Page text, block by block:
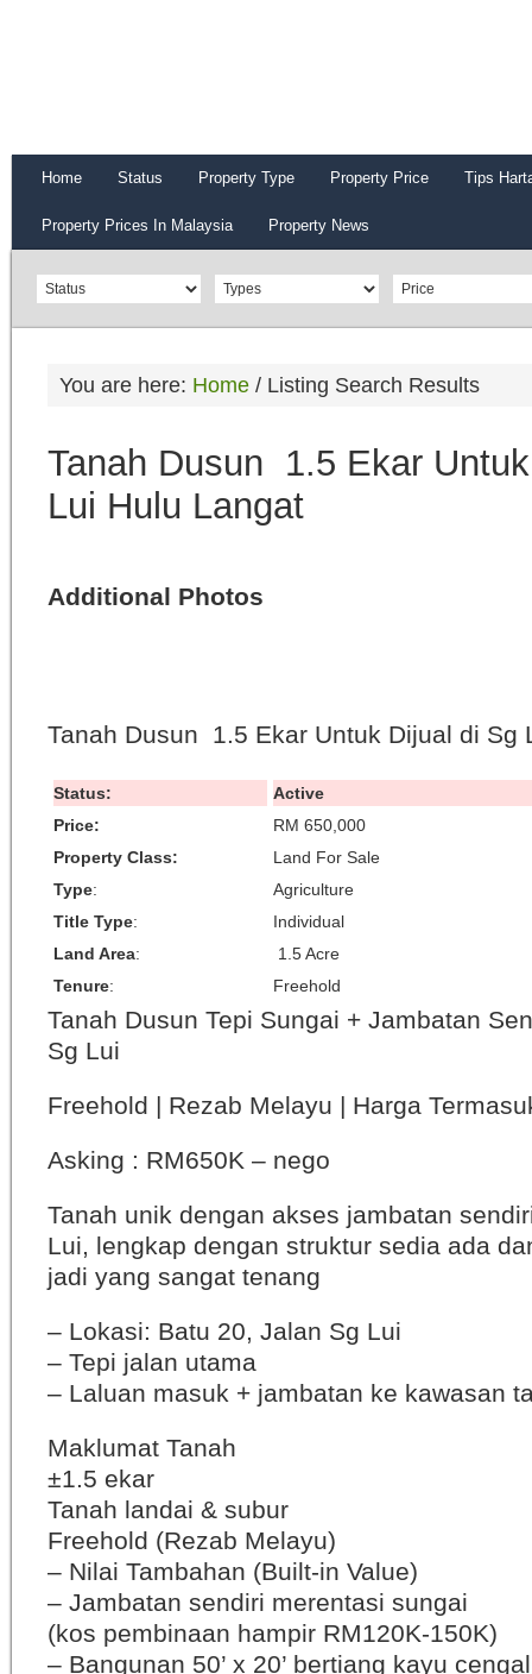
Home Status Property Type Property Price Tips
Property Prices In Malaysia Property News
You are here: Home / Listing Search Results
Tanah Dusun 1.5 Ekar
Lui Hulu Langat
Additional Photos
Tanah Dusun 1.5 Ekar Untuk Dijual di Sg
Status:
Active
Price:
RM 650,000
Property Class:
Land For Sale
Type:
Agriculture
Title Type:
Individual
Land Area:
1.5 Acre
Tenure: Freehold
Tanah Dusun Tepi Sungai + Jambatan
Sg Lui
Freehold | Rezab Melayu | Harga
Asking : RM650K – nego
Tanah unik dengan akses jambatan
Lui, lengkap dengan struktur sedia ada
jadi yang sangat tenang
– Lokasi: Batu 20, Jalan Sg Lui
– Tepi jalan utama
– Laluan masuk + jambatan ke kawasan
Maklumat Tanah
±1.5 ekar
Tanah landai & subur
Freehold (Rezab Melayu)
– Nilai Tambahan (Built-in Value)
– Jambatan sendiri merentasi sungai
(kos pembinaan hampir RM120K-150K)
– Bangunan 50’ x 20’ bertiang kayu cengal